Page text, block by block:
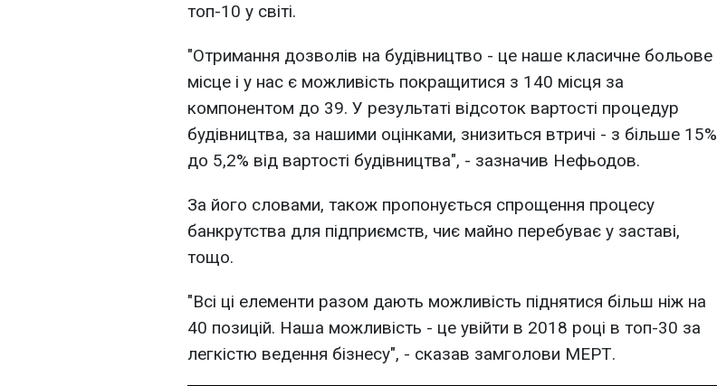
топ-10 у світі.
"Отримання дозволів на будівництво - це наше класичне больове
місце і у нас є можливість покращитися з 140 місця за
компонентом до 39. У результаті відсоток вартості процедур
будівництва, за нашими оцінками, знизиться втричі - з більше 15%
до 5,2% від вартості будівництва", - зазначив Нефьодов.
За його словами, також пропонується спрощення процесу
банкрутства для підприємств, чиє майно перебуває у заставі,
тощо.
"Всі ці елементи разом дають можливість піднятися більш ніж на
40 позицій. Наша можливість - це увійти в 2018 році в топ-30 за
легкістю ведення бізнесу", - сказав замголови МЕРТ.